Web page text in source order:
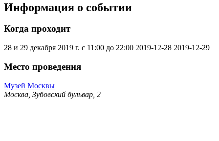
Информация о событии
Когда проходит
28 и 29 декабря 2019 г. с 11:00 до 22:00 2019-12-28 2019-12-29
Место проведения
Музей Москвы
Москва, Зубовский бульвар, 2